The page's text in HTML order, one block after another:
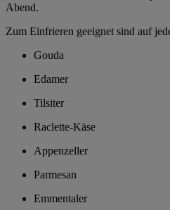
Abend.
Zum Einfrieren geeignet sind auf
Gouda
Edamer
Tilsiter
Raclette-Käse
Appenzeller
Parmesan
Emmentaler